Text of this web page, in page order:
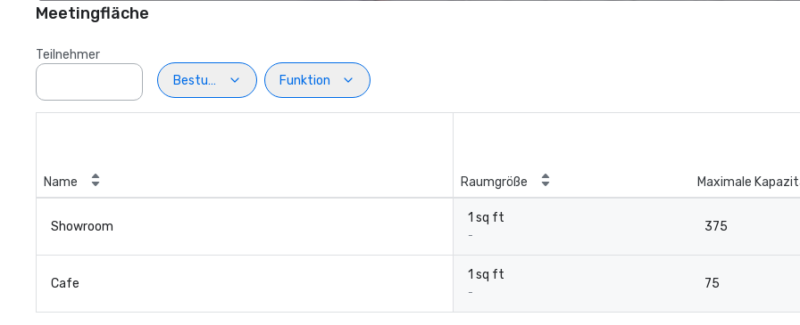
Meetingfläche
Teilnehmer
Bestuhlung
Funktion
Name Raumgröße Maximale
Showroom
1 sq ft
-
375
Cafe
1 sq ft
-
75